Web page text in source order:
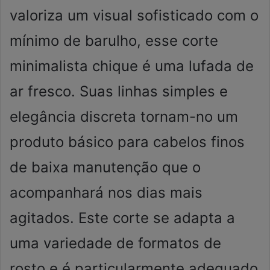
valoriza um visual sofisticado com o
mínimo de barulho, esse corte
minimalista chique é uma lufada de
ar fresco. Suas linhas simples e
elegância discreta tornam-no um
produto básico para cabelos finos
de baixa manutenção que o
acompanhará nos dias mais
agitados. Este corte se adapta a
uma variedade de formatos de